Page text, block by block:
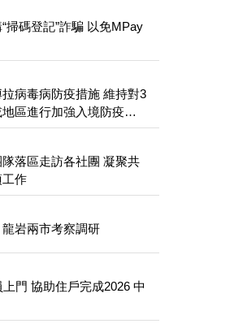
掃碼登記”詐騙 以免MPay
病毒病防疫措施 維持對3
區進行加強入境防疫措
落區走訪各社團 凝聚共
作
岩兩市考察調研
2026 中